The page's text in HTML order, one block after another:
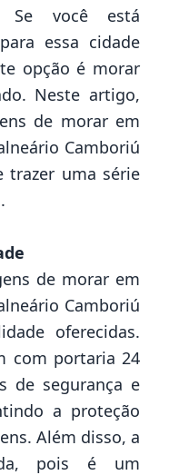
Se você está
essa cidade
opção é morar
Neste artigo,
de morar em
Camboriú
trazer uma série
de morar em
Camboriú
oferecidas.
com portaria 24
de segurança e
a proteção
Além disso, a
pois é um